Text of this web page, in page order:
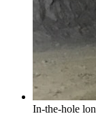
In-the-hole